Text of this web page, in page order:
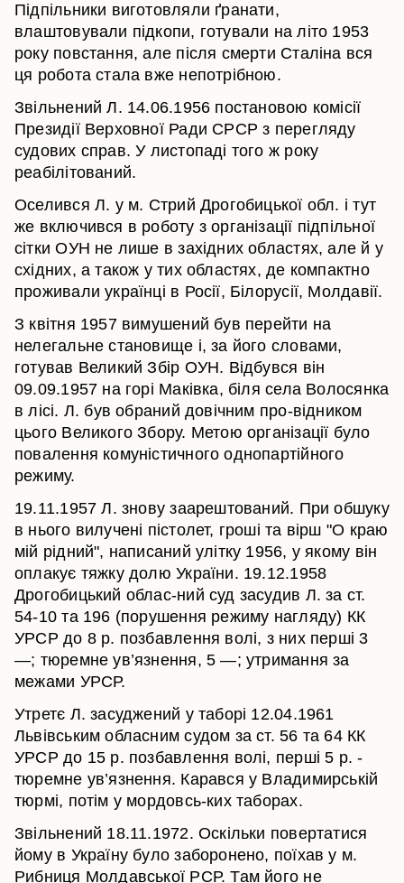
Підпільники виготовляли ґранати,
влаштовували підкопи, готували на літо 1953
року повстання, але після смерти Сталіна вся
ця робота стала вже непотрібною.
Звільнений Л. 14.06.1956 постановою комісії
Президії Верховної Ради СРСР з перегляду
судових справ. У листопаді того ж року
реабілітований.
Оселився Л. у м. Стрий Дрогобицької обл. і тут
же включився в роботу з організації підпільної
сітки ОУН не лише в західних областях, але й у
східних, а також у тих областях, де компактно
проживали українці в Росії, Білорусії, Молдавії.
З квітня 1957 вимушений був перейти на
нелегальне становище і, за його словами,
готував Великий Збір ОУН. Відбувся він
09.09.1957 на горі Маківка, біля села Волосянка
в лісі. Л. був обраний довічним про-відником
цього Великого Збору. Метою організації було
повалення комуністичного однопартійного
режиму.
19.11.1957 Л. знову заарештований. При обшуку
в нього вилучені пістолет, гроші та вірш "О краю
мій рідний", написаний улітку 1956, у якому він
оплакує тяжку долю України. 19.12.1958
Дрогобицький облас-ний суд засудив Л. за ст.
54-10 та 196 (порушення режиму нагляду) КК
УРСР до 8 р. позбавлення волі, з них перші 3
—; тюремне ув’язнення, 5 —; утримання за
межами УРСР.
Утретє Л. засуджений у таборі 12.04.1961
Львівським обласним судом за ст. 56 та 64 КК
УРСР до 15 р. позбавлення волі, перші 5 р. -
тюремне ув’язнення. Карався у Владимирській
тюрмі, потім у мордовсь-ких таборах.
Звільнений 18.11.1972. Оскільки повертатися
йому в Україну було заборонено, поїхав у м.
Рибниця Молдавської РСР. Там його не